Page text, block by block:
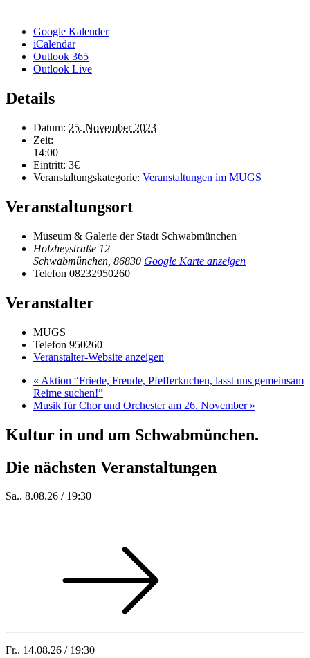
Google Kalender
iCalendar
Outlook 365
Outlook Live
Details
Datum: 25. November 2023
Zeit:
14:00
Eintritt: 3€
Veranstaltungskategorie: Veranstaltungen im MUGS
Veranstaltungsort
Museum & Galerie der Stadt Schwabmünchen
Holzheystraße 12
Schwabmünchen 86830 Google Karte anzeigen
Telefon 08232950260
Veranstalter
MUGS
Telefon 950260
Veranstalter-Website anzeigen
« Aktion “Friede, Freude, Pfefferkuchen, lasst uns gemeinsam
Reime suchen!”
Musik für Chor und Orchester am 26. November »
Kultur in und um Schwabmünchen.
Die nächsten Veranstaltungen
Sa.. 8.08.26 / 19:30
Fr.. 14.08.26 / 19:30